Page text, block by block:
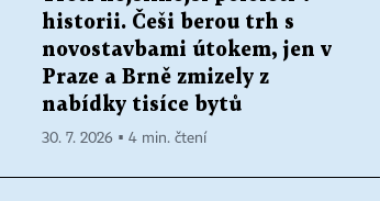
historii. Češi berou trh s
novostavbami útokem, jen v
Praze a Brně zmizely z
nabídky tisíce bytů
30. 7. 2026 ▪ 4 min. čtení